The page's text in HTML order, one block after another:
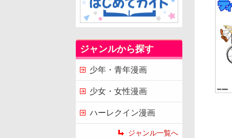
ジャンルから探す
少年・青年漫画
少女・女性漫画
ハーレクイン漫画
ジャンル一覧へ